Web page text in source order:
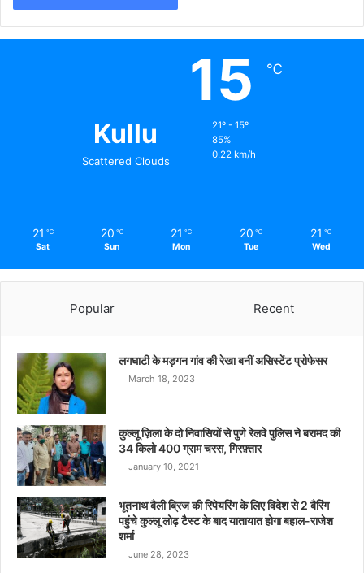
Kullu
Scattered Clouds
15 ℃
21º - 15º
85%
0.22 km/h
21 ℃
Sat
20 ℃
Sun
21 ℃
Mon
20 ℃
Tue
21 ℃
Wed
Popular Recent
लगघाटी के मड़गन गांव की रेखा बनीं असिस्टेंट प्रोफेसर
March 18, 2023
कुल्लू ज़िला के दो निवासियों से पुणे रेलवे पुलिस ने बरामद की
34 किलो 400 ग्राम चरस, गिरफ़्तार
January 10, 2021
भूतनाथ बैली ब्रिज की रिपेयरिंग के लिए विदेश से 2 बैरिंग
पहुंचे कुल्लू लोढ़ टैस्ट के बाद यातायात होगा बहाल-राजेश
शर्मा
June 28, 2023